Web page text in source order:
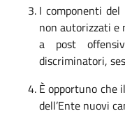
I componenti
non autorizzati e
a post
discriminatori,
È opportuno che
dell’Ente nuovi